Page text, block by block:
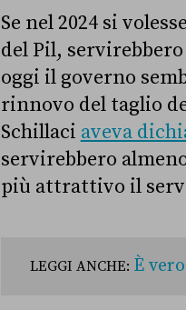
Se nel 2024 si
del Pil,
oggi il governo
rinnovo del taglio
Schillaci aveva
servirebbero
più attrattivo il
LEGGI ANCHE: È